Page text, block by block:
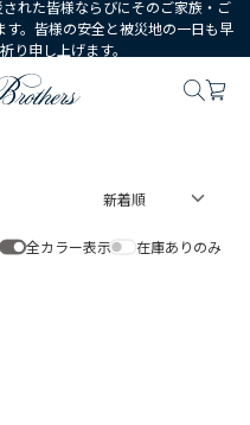
れた皆様ならびにそのご家族・ご
。皆様の安全と被災地の一日も早
り申し上げます。
マ
全カラー表示 在庫ありのみ